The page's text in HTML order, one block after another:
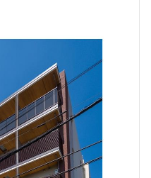
ペット可 フリーレント
追加